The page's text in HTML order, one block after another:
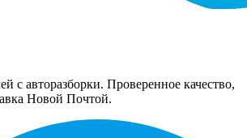
с авторазборки. Проверенное качество,
Новой Почтой.